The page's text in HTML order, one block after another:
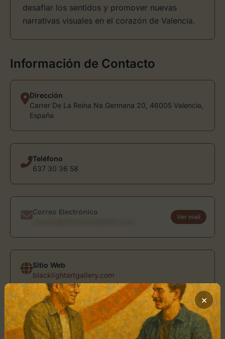
desafiar los sentidos y promover nuevas
narrativas visuales en el corazón de Valencia.
Información de Contacto
Dirección
Carrer De La Reina Na Germana 20, 46005 Valencia,
España
Teléfono
637 30 36 58
Correo Electrónico
Ver mail
Sitio Web
blacklightartgallery.com
Ubicación de BLACKLIGHT
×